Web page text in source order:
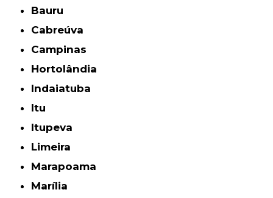
Bauru
Cabreúva
Campinas
Hortolândia
Indaiatuba
Itu
Itupeva
Limeira
Marapoama
Marília